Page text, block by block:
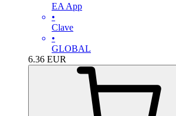
EA App
•
Clave
•
GLOBAL
6.36 EUR